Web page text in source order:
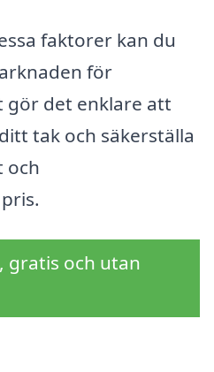
faktorer kan du
för
det enklare att
tak och säkerställa
och
gratis och utan